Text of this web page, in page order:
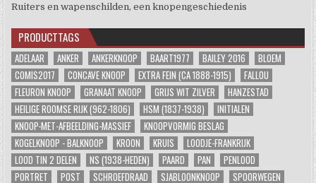
Ruiters en wapenschilden, een knopengeschiedenis
PRODUCTTAGS
ADELAAR ANKER ANKERKNOOP BAART1977 BAILEY 2016
BLOEM
COMIS2017
CONCAVE KNOOP EXTRA FEIN (CA 1888-1915)
FALLOU
FLEURON KNOOP
GRANAAT KNOOP GRIJS WIT ZILVER
HANZESTAD
HEILIGE ROOMSE RIJK (962-1806)
HSM (1837-1938)
INITIALEN
KNOOP-MET-AFBEELDING-MASSIEF
KNOOPVORMIG BESLAG
KOGELKNOOP - BALKNOOP
KROON KRUIS
LOODJE-FRANKRIJK
LOOD TIN 2 DELEN
NS (1938-HEDEN) PAARD PAN
PENLOOD
PORTRET
POST SCHROEFDRAAD SJABLOONKNOOP SPOORWEGEN